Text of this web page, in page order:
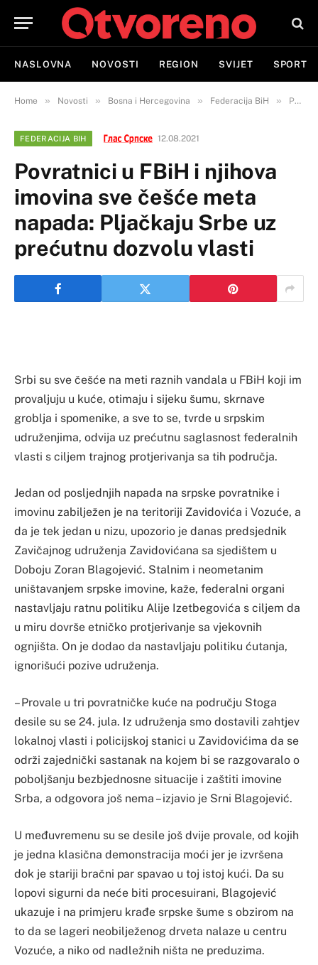
NASLOVNA NOVOSTI REGION SVIJET SPORT
Home » Novosti » Bosna i Hercegovina » Federacija BiH » Povratnici u FBiH i njihova imovina sve češće meta napada: Pljačkaju Srbe uz prećutnu dozvolu vlasti
FEDERACIJA BIH 12.08.2021
Povratnici u FBiH i njihova
imovina sve češće meta
napada: Pljačkaju Srbe uz
prećutnu dozvolu vlasti
Srbi su sve češće na meti raznih vandala u FBiH koji im
provaljuju u kuće, otimaju i sijeku šumu, skrnave
groblja i spomenike, a sve to se, tvrde u srpskim
udruženjima, odvija uz prećutnu saglasnost federalnih
vlasti s ciljem trajnog protjerivanja sa tih područja.
Jedan od posljednjih napada na srpske povratnike i
imovinu zabilježen je na teritoriji Zavidovića i Vozuće, a
da je tek jedan u nizu, upozorio je danas predsjednik
Zavičajnog udruženja Zavidovićana sa sjedištem u
Doboju Zoran Blagojević. Stalnim i neometanim
uništavanjem srpske imovine, kaže, federalni organi
nastavljaju ratnu politiku Alije Izetbegovića s ciljem da
u miru dovrše etničko protjerivanje sa vjekovnih
ognjišta. On je dodao da nastavljaju politiku ćutanja,
ignorišući pozive udruženja.
– Provale u tri povratničke kuće na području Stoga
desile su se 24. jula. Iz udruženja smo dostavili zahtjev
lokalnoj vlasti i policijskoj stanici u Zavidovićima da se
održi zajednički sastanak na kojem bi se razgovaralo o
poboljšanju bezbjednosne situacije i zaštiti imovine
Srba, a odgovora još nema – izjavio je Srni Blagojević.
U međuvremenu su se desile još dvije provale, od kojih
je jedna klasična demonstracija moći jer je izvršena
dok je stariji bračni par spavao u toj istoj kući. Da su
lopovi sigurni da neće biti procesuirani, Blagojević
ukazuje i na primjeru krađe srpske šume s obzirom na
to da se lageri neobilježenog drveta nalaze u centru
Vozuće, a niko od nadležnih ništa ne preduzima.